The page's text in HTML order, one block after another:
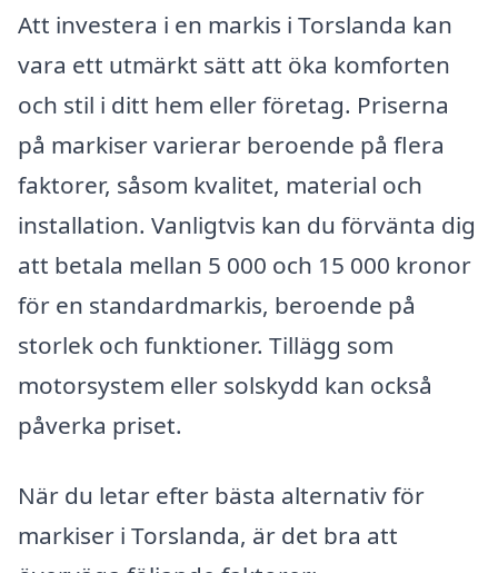
Att investera i en markis i Torslanda kan
vara ett utmärkt sätt att öka komforten
och stil i ditt hem eller företag. Priserna
på markiser varierar beroende på flera
faktorer, såsom kvalitet, material och
installation. Vanligtvis kan du förvänta dig
att betala mellan 5 000 och 15 000 kronor
för en standardmarkis, beroende på
storlek och funktioner. Tillägg som
motorsystem eller solskydd kan också
påverka priset.
När du letar efter bästa alternativ för
markiser i Torslanda, är det bra att